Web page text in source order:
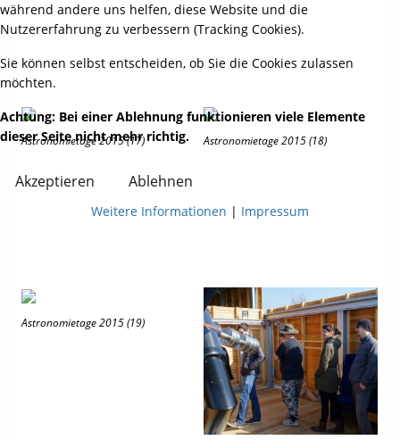
Astronomietage 2015 (17) Astronomietage 2015 (18)
Astronomietage 2015 (19)
während andere uns helfen, diese Website und die
Nutzererfahrung zu verbessern (Tracking Cookies).
Sie können selbst entscheiden, ob Sie die Cookies zulassen
möchten.
Achtung: Bei einer Ablehnung funktionieren viele Elemente
dieser Seite nicht mehr richtig.
Akzeptieren Ablehnen
Weitere Informationen | Impressum